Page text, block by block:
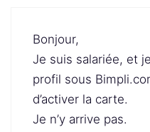
Bonjour,
Je suis salariée, et
profil sous
d’activer la carte.
Je n’y arrive pas.